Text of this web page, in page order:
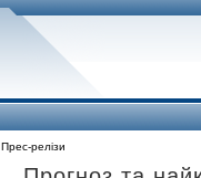
Прес-релізи